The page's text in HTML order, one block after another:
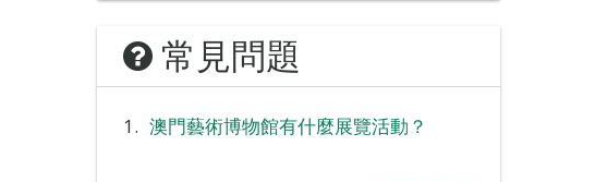
常見問題
澳門藝術博物館有什麼展覽活動？